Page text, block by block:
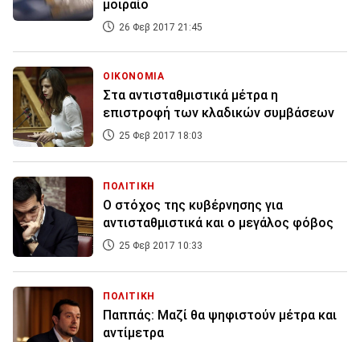
μοιραίο
26 Φεβ 2017 21:45
ΟΙΚΟΝΟΜΙΑ
Στα αντισταθμιστικά μέτρα η
επιστροφή των κλαδικών συμβάσεων
25 Φεβ 2017 18:03
ΠΟΛΙΤΙΚΗ
Ο στόχος της κυβέρνησης για
αντισταθμιστικά και ο μεγάλος φόβος
25 Φεβ 2017 10:33
ΠΟΛΙΤΙΚΗ
Παππάς: Μαζί θα ψηφιστούν μέτρα και
αντίμετρα